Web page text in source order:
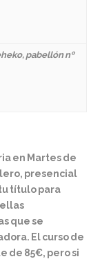
pabellón nº
en Martes de
presencial
título para
que se
El curso de
de 85€, pero si